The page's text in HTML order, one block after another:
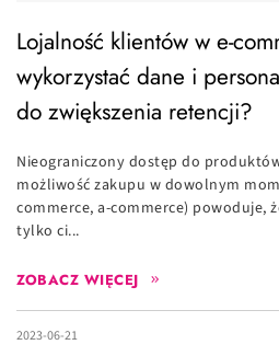
Lojalność klientów w e-
wykorzystać dane i
do zwiększenia retencji?
Nieograniczony dostęp do
możliwość zakupu w dowolnym
commerce, a-commerce) powoduje,
tylko ci...
ZOBACZ WIĘCEJ
2023-06-21